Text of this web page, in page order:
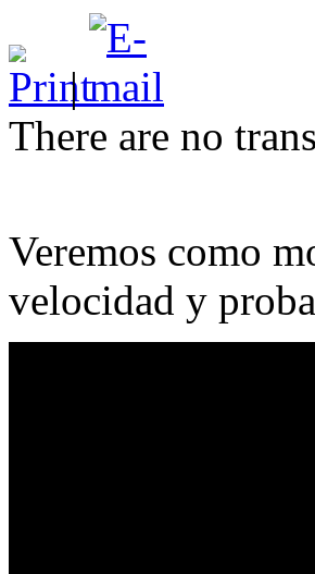
|
There are no
Veremos como
velocidad y